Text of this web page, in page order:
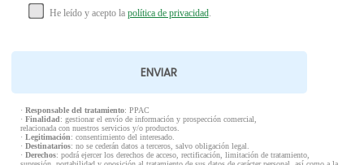
He leído y acepto la política de privacidad.
· Responsable del tratamiento: PPAC
· Finalidad: gestionar el envío de información y prospección comercial,
relacionada con nuestros servicios y/o productos.
· Legitimación: consentimiento del interesado.
· Destinatarios: no se cederán datos a terceros, salvo obligación legal.
· Derechos: podrá ejercer los derechos de acceso, rectificación, limitación de tratamiento,